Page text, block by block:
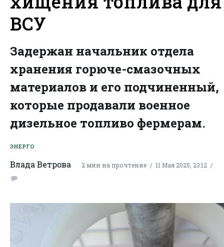
ВСУ
Задержан начальник отдела
хранения горюче-смазочных
материалов и его подчиненный,
которые продавали военное
дизельное топливо фермерам.
ЭНЕРГО
Влада Ветрова 2 мин на прочтение 11 Мая 2025, 23:12